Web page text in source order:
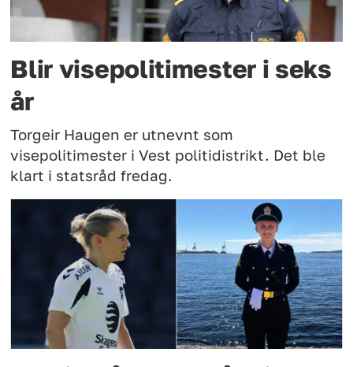
Blir visepolitimester i seks
år
Torgeir Haugen er utnevnt som
visepolitimester i Vest politidistrikt. Det ble
klart i statsråd fredag.